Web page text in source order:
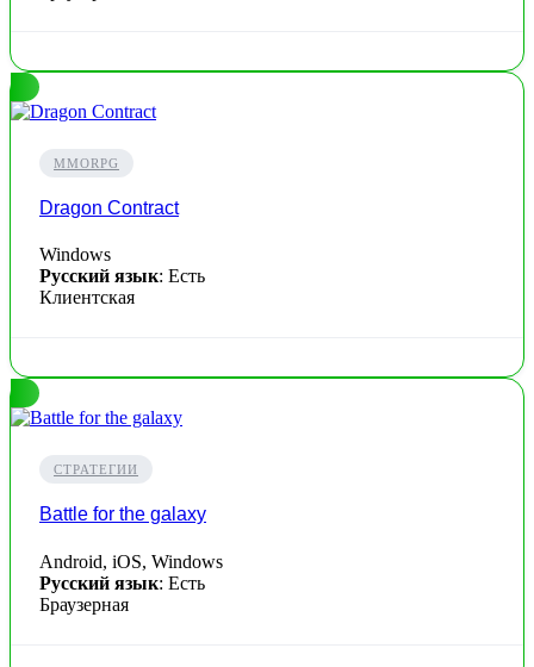
MMORPG
Dragon Contract
Windows
Русский язык: Есть
Клиентская
СТРАТЕГИИ
Battle for the galaxy
Android, iOS, Windows
Русский язык: Есть
Браузерная